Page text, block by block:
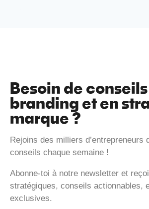
Besoin de
branding et en
marque ?
Rejoins des milliers d’entrepreneurs
conseils chaque semaine !
Abonne-toi à notre newsletter et
stratégiques, conseils actionnables,
exclusives.